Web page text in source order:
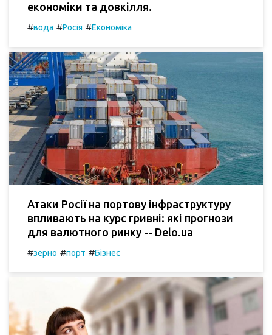
економіки та довкілля.
#вода #Росія #Економіка
Атаки Росії на портову інфраструктуру
впливають на курс гривні: які прогнози
для валютного ринку -- Delo.ua
#зерно #порт #Бізнес